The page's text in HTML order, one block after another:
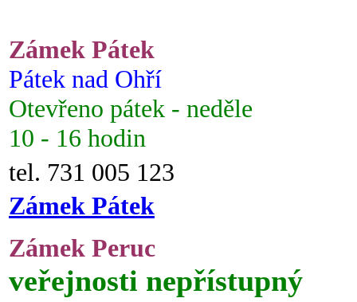
Zámek Pátek
Pátek nad Ohří
Otevřeno pátek - neděle
10 - 16 hodin
tel. 731 005 123
Zámek Pátek
Zámek Peruc
veřejnosti nepřístupný